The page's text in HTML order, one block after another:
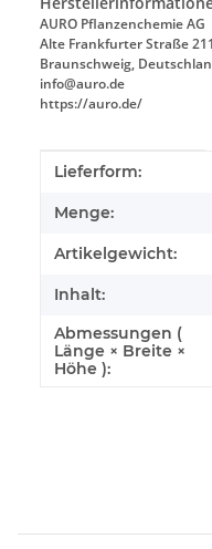
AURO Pflanzenchemie AG
Alte Frankfurter Straße
Braunschweig,
info@auro.de
https://auro.de/
Produkteigenschaft
Wert
Lieferform:
Menge:
Artikelgewicht:
Inhalt:
Abmessungen (
Länge × Breite ×
Höhe ):